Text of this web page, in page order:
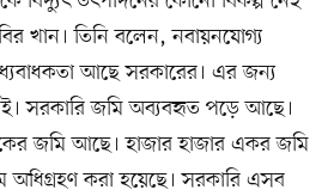
খান। তিনি বলেন, নবায়নযোগ্য
আছে সরকারের। এর জন্য
সরকারি জমি অব্যবহৃত পড়ে আছে।
জমি আছে। হাজার হাজার একর জমি
করা হয়েছে। সরকারি এসব